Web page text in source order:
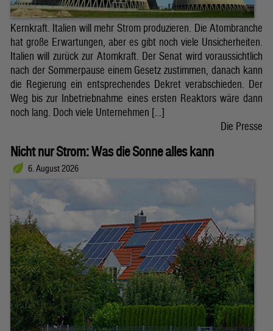
Kernkraft. Italien will mehr Strom produzieren. Die Atombranche
hat große Erwartungen, aber es gibt noch viele Unsicherheiten.
Italien will zurück zur Atomkraft. Der Senat wird voraussichtlich
nach der Sommerpause einem Gesetz zustimmen, danach kann
die Regierung ein entsprechendes Dekret verabschieden. Der
Weg bis zur Inbetriebnahme eines ersten Reaktors wäre dann
noch lang. Doch viele Unternehmen […]
Die Presse
Nicht nur Strom: Was die Sonne alles kann
6. August 2026